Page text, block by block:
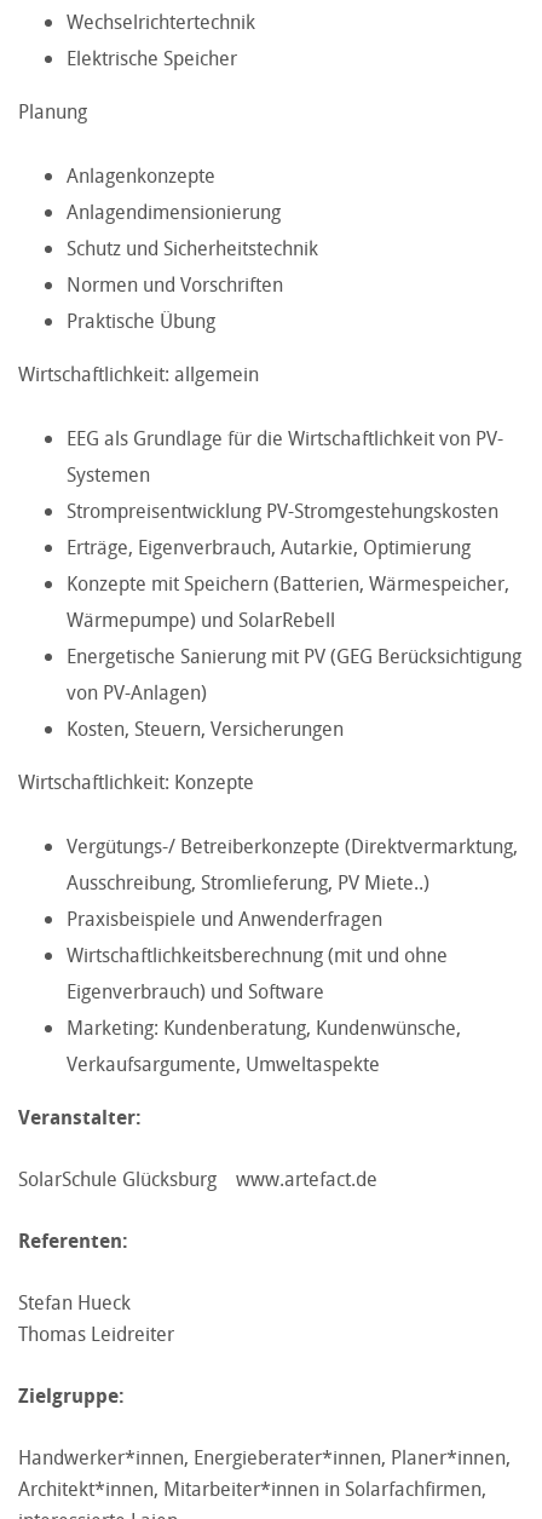
Wechselrichtertechnik
Elektrische Speicher
Planung
Anlagenkonzepte
Anlagendimensionierung
Schutz und Sicherheitstechnik
Normen und Vorschriften
Praktische Übung
Wirtschaftlichkeit: allgemein
EEG als Grundlage für die Wirtschaftlichkeit von PV-
Systemen
Strompreisentwicklung PV-Stromgestehungskosten
Erträge, Eigenverbrauch, Autarkie, Optimierung
Konzepte mit Speichern (Batterien, Wärmespeicher,
Wärmepumpe) und SolarRebell
Energetische Sanierung mit PV (GEG Berücksichtigung
von PV-Anlagen)
Kosten, Steuern, Versicherungen
Wirtschaftlichkeit: Konzepte
Vergütungs-/ Betreiberkonzepte (Direktvermarktung,
Ausschreibung, Stromlieferung, PV Miete..)
Praxisbeispiele und Anwenderfragen
Wirtschaftlichkeitsberechnung (mit und ohne
Eigenverbrauch) und Software
Marketing: Kundenberatung, Kundenwünsche,
Verkaufsargumente, Umweltaspekte
Veranstalter:
SolarSchule Glücksburg www.artefact.de
Referenten:
Stefan Hueck
Thomas Leidreiter
Zielgruppe:
Handwerker*innen, Energieberater*innen, Planer*innen,
Architekt*innen, Mitarbeiter*innen in Solarfachfirmen,